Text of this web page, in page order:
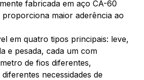
fabricada em aço CA-60
maior aderência ao
em quatro tipos principais: leve,
e pesada, cada um com
de fios diferentes,
necessidades de